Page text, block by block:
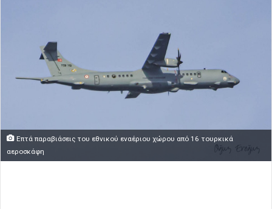
Επτά παραβιάσεις του εθνικού εναέριου χώρου από 16 τουρκικά
αεροσκάφη